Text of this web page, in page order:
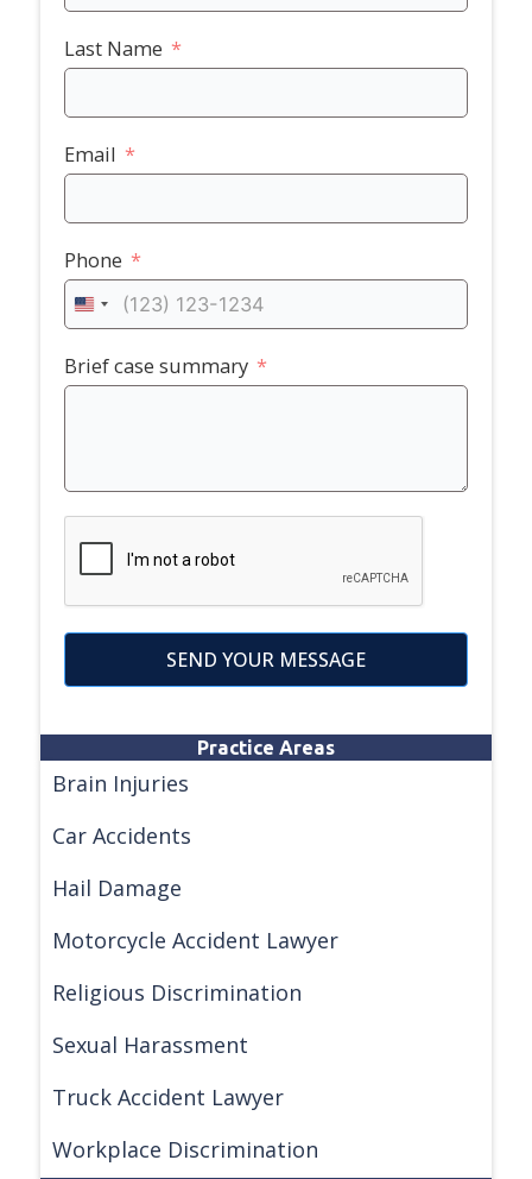
Last Name
Email
Phone
United
States
+1
Brief case summary
SEND YOUR MESSAGE
Practice Areas
Brain Injuries
Car Accidents
Hail Damage
Motorcycle Accident Lawyer
Religious Discrimination
Sexual Harassment
Truck Accident Lawyer
Workplace Discrimination